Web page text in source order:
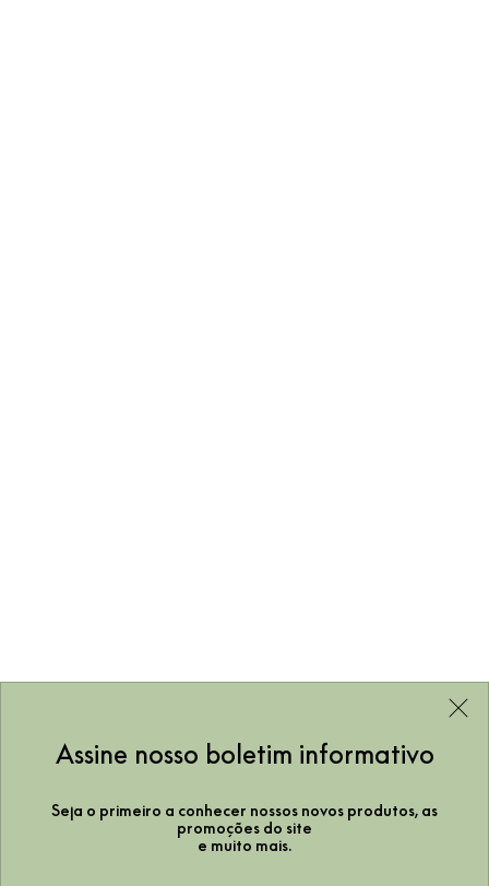
Assine nosso boletim informativo
Seja o primeiro a conhecer nossos novos produtos, as
promoções do site
e muito mais.